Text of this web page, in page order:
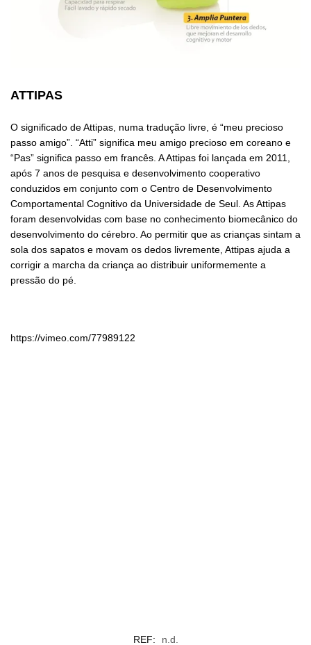
ATTIPAS
O significado de Attipas, numa tradução livre, é “meu precioso
passo amigo”. “Atti” significa meu amigo precioso em coreano e
“Pas” significa passo em francês. A Attipas foi lançada em 2011,
após 7 anos de pesquisa e desenvolvimento cooperativo
conduzidos em conjunto com o Centro de Desenvolvimento
Comportamental Cognitivo da Universidade de Seul. As Attipas
foram desenvolvidas com base no conhecimento biomecânico do
desenvolvimento do cérebro. Ao permitir que as crianças sintam a
sola dos sapatos e movam os dedos livremente, Attipas ajuda a
corrigir a marcha da criança ao distribuir uniformemente a
pressão do pé.
https://vimeo.com/77989122
REF: n.d.